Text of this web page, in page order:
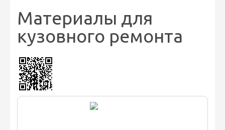
Материалы для
кузовного ремонта